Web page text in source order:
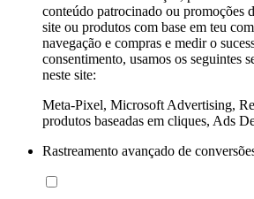
conteúdo patrocinado ou promoções
site ou produtos com base em teu
navegação e compras e medir o
consentimento, usamos os seguintes
neste site:
Meta-Pixel, Microsoft Advertising,
produtos baseadas em cliques, Ads
Rastreamento avançado de